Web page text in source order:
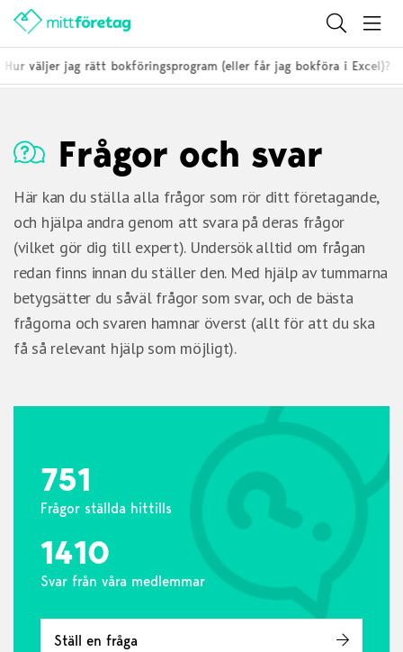
väljer jag rätt bokföringsprogram (eller får jag bokföra i Excel)?
Frågor och svar
Här kan du ställa alla frågor som rör ditt företagande,
och hjälpa andra genom att svara på deras frågor
(vilket gör dig till expert). Undersök alltid om frågan
redan finns innan du ställer den. Med hjälp av tummarna
betygsätter du såväl frågor som svar, och de bästa
frågorna och svaren hamnar överst (allt för att du ska
få så relevant hjälp som möjligt).
751
Frågor ställda hittills
1410
Svar från våra medlemmar
Ställ en fråga